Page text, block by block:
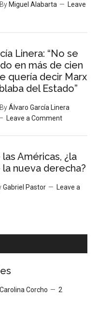
By Miguel Alabarta
Leave
Linera: “No se
en más de cien
quería decir Marx
del Estado”
ByÁlvaro García Linera
Leave a Comment
Américas, ¿la
nueva derecha?
Gabriel Pastor
Leave a
Carolina Corcho
2